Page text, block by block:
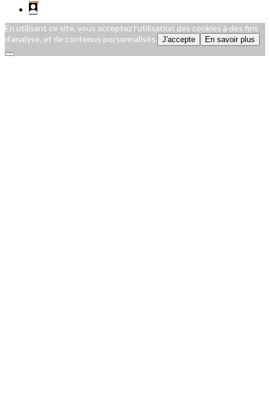
En utilisant ce site, vous acceptez l’utilisation des cookies à des fins
d’analyse, et de contenus personnalisés. J'accepte En savoir plus